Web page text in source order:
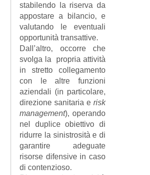
stabilendo la riserva da
appostare a bilancio, e
valutando le eventuali
opportunità transattive.
Dall’altro, occorre che
svolga la propria attività
in stretto collegamento
con le altre funzioni
aziendali (in particolare,
direzione sanitaria e risk
management), operando
nel duplice obiettivo di
ridurre la sinistrosità e di
garantire adeguate
risorse difensive in caso
di contenzioso.